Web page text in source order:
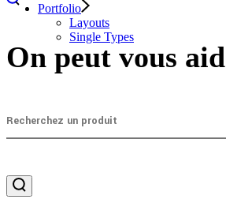
On peut vous
Portfolio
Layouts
Single Types